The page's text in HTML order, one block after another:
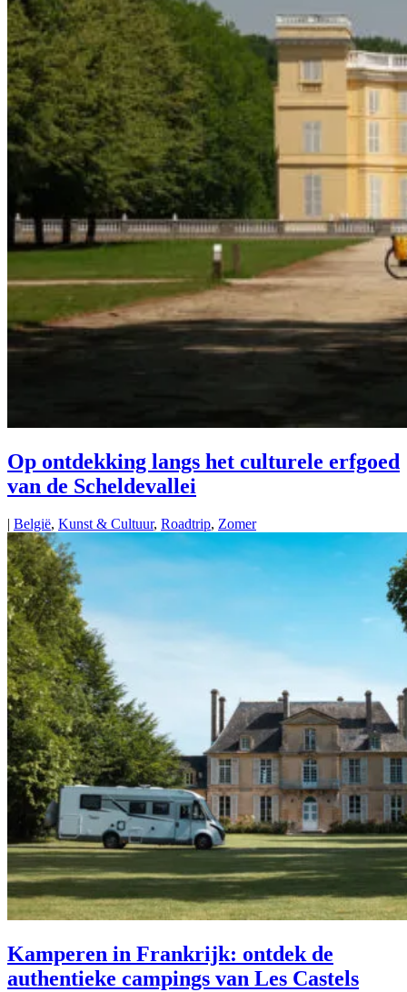
Op ontdekking langs het culturele erfgoed
van de Scheldevallei
België, Kunst & Cultuur, Roadtrip, Zomer
Kamperen in Frankrijk: ontdek de
authentieke campings van Les Castels